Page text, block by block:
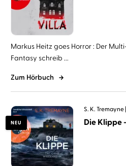
Markus Heitz goes Horror : Der
Fantasy schreib ...
Zum Hörbuch
NEU
S. K. Tremayne
Die Klippe